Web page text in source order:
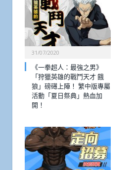
31/07/2020
《一拳超人：最強之男》
「狩獵英雄的戰鬥天才 餓
狼」磅礡上陣！ 繁中版專屬
活動「夏日祭典」熱血加
開！